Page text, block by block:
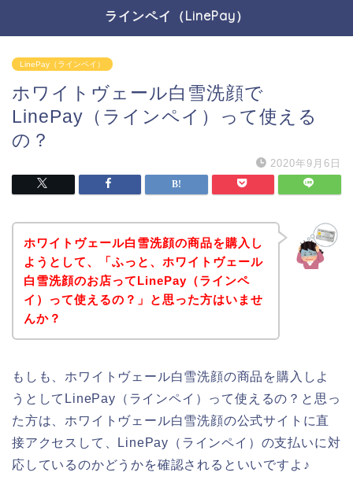
ラインペイ（LinePay）
LinePay（ラインペイ）
ホワイトヴェール白雪洗顔で
LinePay（ラインペイ）って使える
の？
2020年9月6日
ホワイトヴェール白雪洗顔の商品を購入し
ようとして、「ふっと、ホワイトヴェール
白雪洗顔のお店ってLinePay（ラインペ
イ）って使えるの？」と思った方はいませ
んか？
もしも、ホワイトヴェール白雪洗顔の商品を購入しよ
うとしてLinePay（ラインペイ）って使えるの？と思っ
た方は、ホワイトヴェール白雪洗顔の公式サイトに直
接アクセスして、LinePay（ラインペイ）の支払いに対
応しているのかどうかを確認されるといいですよ♪